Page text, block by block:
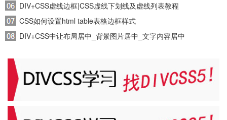
DIV+CSS虚线边框|CSS虚线下划线及虚线列表教程
CSS如何设置html table表格边框样式
DIV+CSS中让布局居中_背景图片居中_文字内容居中